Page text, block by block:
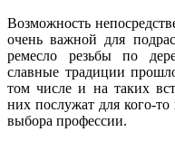
Возможность
очень важной для
ремесло резьбы по
славные традиции
том числе и на таких
них послужат для кого-
выбора профессии.